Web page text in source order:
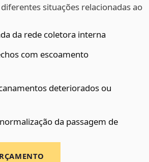
situações relacionadas ao
da rede coletora interna
com escoamento
deteriorados ou
da passagem de